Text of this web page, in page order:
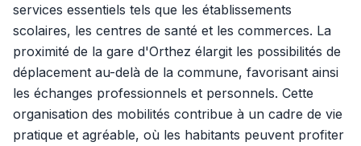
services essentiels tels que les établissements
scolaires, les centres de santé et les commerces. La
proximité de la gare d'Orthez élargit les possibilités de
déplacement au-delà de la commune, favorisant ainsi
les échanges professionnels et personnels. Cette
organisation des mobilités contribue à un cadre de vie
pratique et agréable, où les habitants peuvent profiter